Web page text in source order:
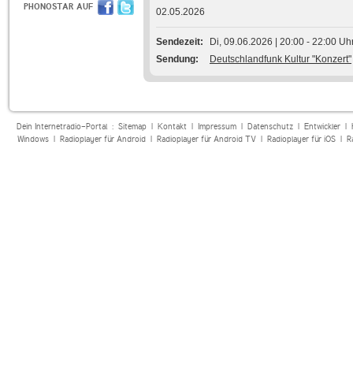
PHONOSTAR AUF
02.05.2026
Sendezeit
Di, 09.06.2026 | 20:00 - 22:00
Sendung
Deutschlandfunk Kultur "Konzert"
Dein Internetradio-Portal : Sitemap| Kontakt| Impressum| Datenschutz| Entwickler|
Windows| Radioplayer für Android| Radioplayer für Android TV| Radioplayer für iOS|